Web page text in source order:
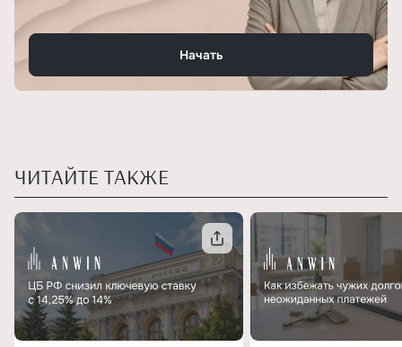
Начать
ЧИТАЙТЕ ТАКЖЕ